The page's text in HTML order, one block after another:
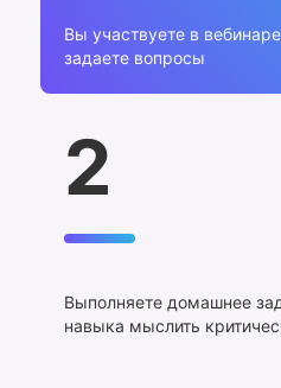
Вы участвуете в
задаете вопросы
2
Выполняете домашнее
навыка мыслить